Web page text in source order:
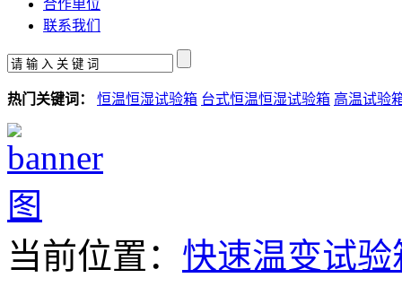
合作单位
联系我们
热门关键词： 恒温恒湿试验箱 台式恒温恒湿试验箱 高温试验
当前位置： 快速温变试验